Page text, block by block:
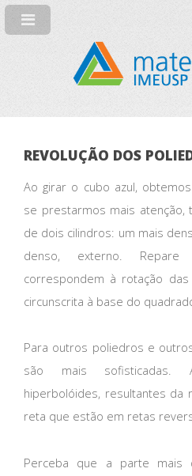
REVOLUÇÃO DOS
Ao girar o cubo azul,
se prestarmos mais atenção,
de dois cilindros: um mais
denso, externo.
correspondem à rotação
circunscrita à base do
Para outros poliedros e
são mais sofisticadas.
hiperbolóides, resultantes da
reta que estão em retas
Perceba que a parte mais